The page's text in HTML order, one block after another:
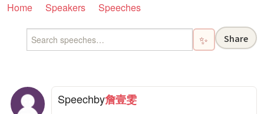
Home Speakers Speeches
✨ Share
Speechby詹壹雯